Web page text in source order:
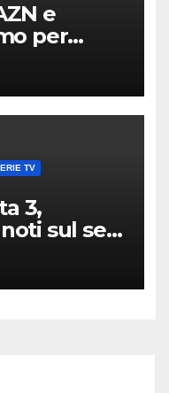
e
per
TV
3,
sul set